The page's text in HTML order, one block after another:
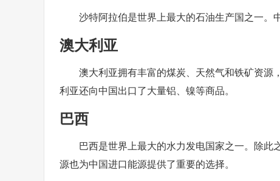
沙特阿拉伯是世界上最大的石油生产国之一。
澳大利亚
澳大利亚拥有丰富的煤炭、天然气和铁矿资源
利亚还向中国出口了大量铝、镍等商品。
巴西
巴西是世界上最大的水力发电国家之一。除
源也为中国进口能源提供了重要的选择。